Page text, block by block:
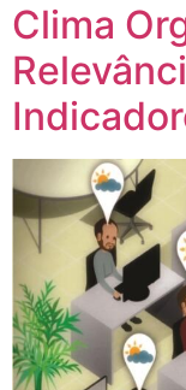
Clima